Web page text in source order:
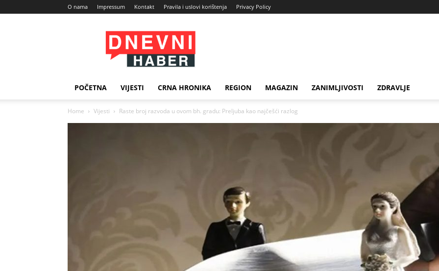
O nama Impressum Kontakt Pravila i uslovi korištenja Privacy Policy
Dnevni
Haber
POČETNA VIJESTI CRNA HRONIKA REGION MAGAZIN ZANIMLJIVOSTI ZDRAVLJE
Home Vijesti Raste broj razvoda u ovom bh. gradu: Preljuba kao najčešći razlog